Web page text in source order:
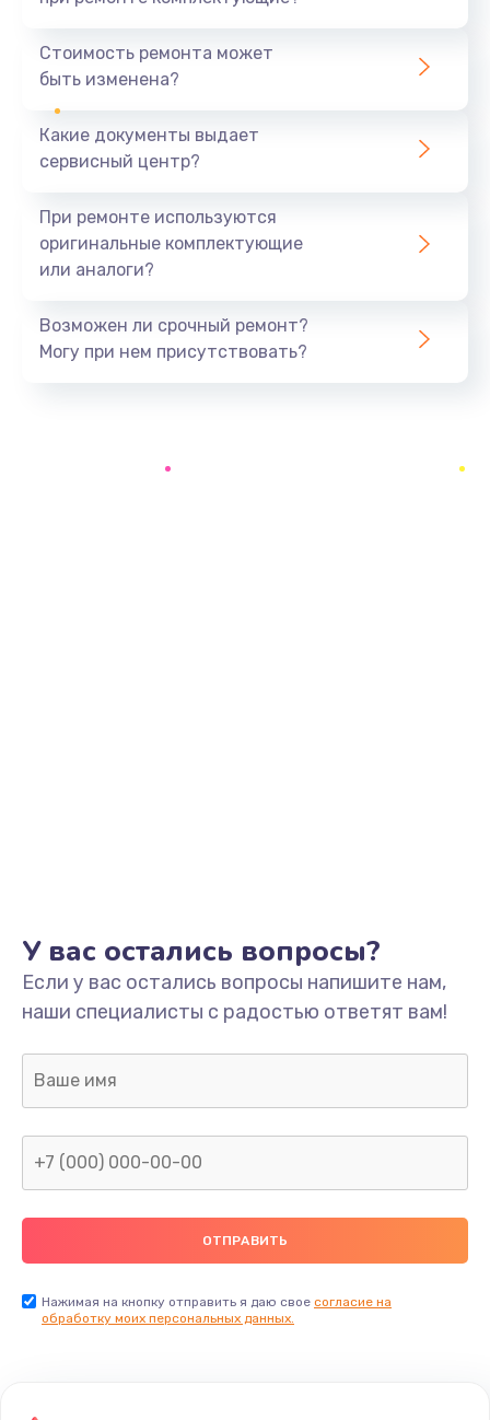
1440 руб.
Ремонт южного моста
Замена батарейки BIOS
Заказать
Замена/Pемонт карбюратора
1300 руб.
Заказать
Ремонт капиллярной трубки
400 руб.
Заказать
Стоимость ремонта может
быть изменена?
Какие документы выдает
сервисный центр?
При ремонте используются
оригинальные комплектующие
или аналоги?
Возможен ли срочный ремонт?
Могу при нем присутствовать?
У вас остались вопросы?
Если у вас остались вопросы напишите нам,
наши специалисты с радостью ответят вам!
Нажимая на кнопку отправить я даю свое согласие на
обработку моих персональных данных.